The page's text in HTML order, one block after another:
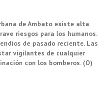
de Ambato existe alta
riesgos para los humanos.
de pasado reciente. Las
vigilantes de cualquier
con los bomberos. (O)